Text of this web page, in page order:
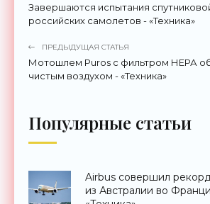
Завершаются испытания
российских самолетов - «Техника»
ПРЕДЫДУЩАЯ СТАТЬЯ
Мотошлем Puros с фильтром НЕРА
чистым воздухом - «Техника»
Популярные статьи
Airbus совершил
из Австралии во